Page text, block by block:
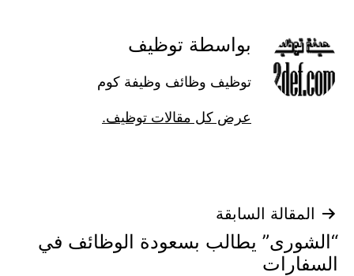
بواسطة توظيف
توظيف وظائف وظيفة كوم
عرض كل مقالات توظيف.
تصفّح
المقالات
المقالة السابقة
“الشورى” يطالب بسعودة الوظائف في
السفارات